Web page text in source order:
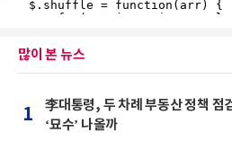
많이 본 뉴스
1
李대통령, 두 차례 부동산 정책
‘묘수’ 나올까